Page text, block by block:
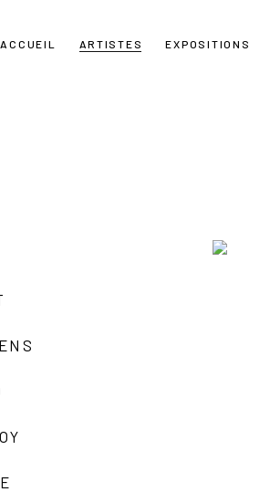
ACCUEIL ARTISTES EXPOSITIONS